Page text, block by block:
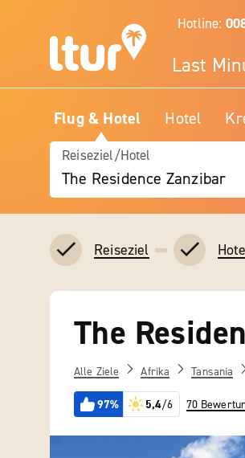
Hotline:
Last
Flug & Hotel Hotel
Reiseziel/Hotel
The Residence Zanzibar
Reiseziel
The
Alle Ziele Afrika Tansania
97% 5,4/6 70